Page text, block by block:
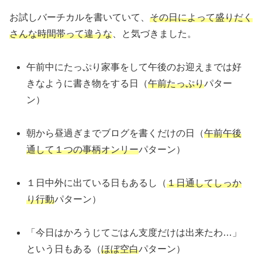
お試しバーチカルを書いていて、 その日によって盛りだく
さんな時間帯って違うな、と気づきました。
午前中にたっぷり家事をして午後のお迎えまでは好
きなように書き物をする日（午前たっぷりパター
ン）
朝から昼過ぎまでブログを書くだけの日（午前午後
通して１つの事柄オンリーパターン）
１日中外に出ている日もあるし（１日通してしっか
り行動パターン）
「今日はかろうじてごはん支度だけは出来たわ…」
という日もある（ほぼ空白パターン）